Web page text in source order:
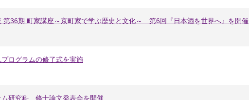
第36期 町家講座～京町家で学ぶ歴史と文化～ 第6回『日本酒を世界へ』を開催
ログラムの修了式を実施
ム研究科 修士論文発表会を開催